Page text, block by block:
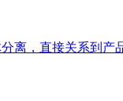
离，直接关系到产